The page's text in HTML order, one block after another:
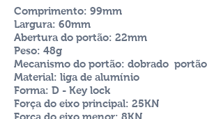
Comprimento: 99mm
Largura: 60mm
Abertura do portão: 22mm
Peso: 48g
Mecanismo do portão: dobrado portão
Material: liga de alumínio
Forma: D - Key lock
Força do eixo principal: 25KN
Força do eixo menor: 8KN